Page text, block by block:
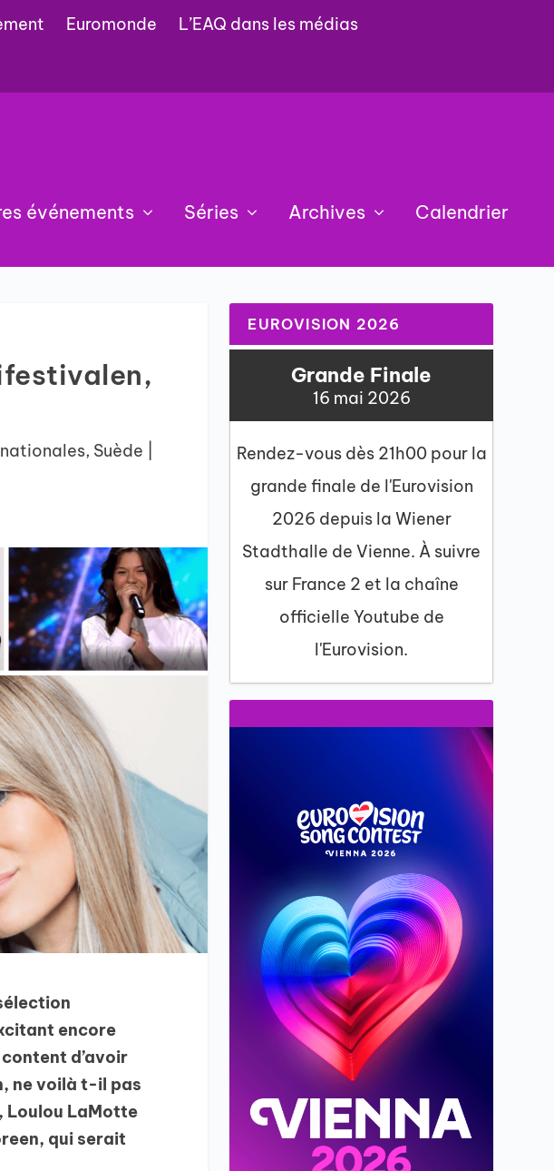
Euromonde L’EAQ dans les médias
événements Séries Archives Calendrier
, Suède
encore
d’avoir
ne voilà t-il pas
Loulou LaMotte
qui serait
EUROVISION 2026
Grande Finale
16 mai 2026
Rendez-vous dès 21h00 pour la
grande finale de l'Eurovision
2026 depuis la Wiener
Stadthalle de Vienne. À suivre
sur France 2 et la chaîne
officielle Youtube de
l'Eurovision.